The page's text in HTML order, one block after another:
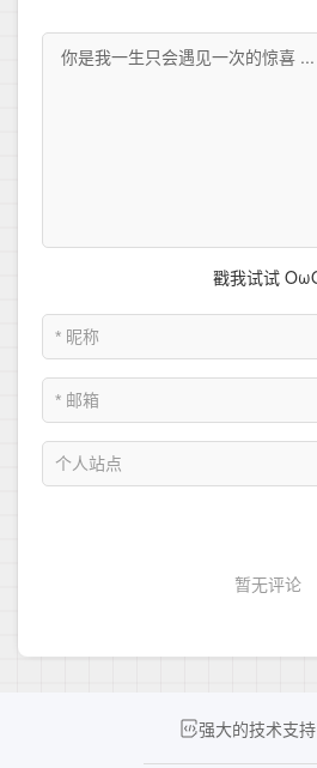
强大的技术支持